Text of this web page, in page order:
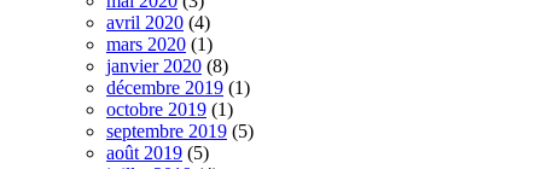
avril 2020 (4)
mars 2020 (1)
janvier 2020 (8)
décembre 2019 (1)
octobre 2019 (1)
septembre 2019 (5)
août 2019 (5)